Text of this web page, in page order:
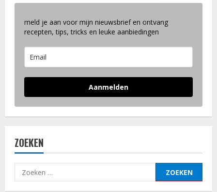
meld je aan voor mijn nieuwsbrief en ontvang
recepten, tips, tricks en leuke aanbiedingen
Aanmelden
ZOEKEN
Zoeken
naar: